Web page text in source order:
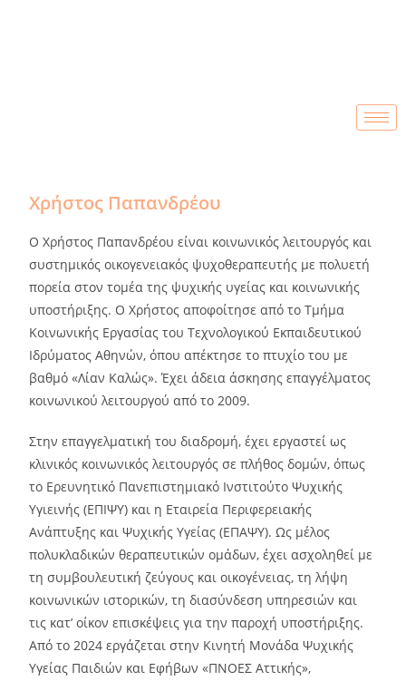
Χρήστος Παπανδρέου
Ο Χρήστος Παπανδρέου είναι κοινωνικός λειτουργός και
συστημικός οικογενειακός ψυχοθεραπευτής με πολυετή
πορεία στον τομέα της ψυχικής υγείας και κοινωνικής
υποστήριξης. Ο Χρήστος αποφοίτησε από το Τμήμα
Κοινωνικής Εργασίας του Τεχνολογικού Εκπαιδευτικού
Ιδρύματος Αθηνών, όπου απέκτησε το πτυχίο του με
βαθμό «Λίαν Καλώς». Έχει άδεια άσκησης επαγγέλματος
κοινωνικού λειτουργού από το 2009.
Στην επαγγελματική του διαδρομή, έχει εργαστεί ως
κλινικός κοινωνικός λειτουργός σε πλήθος δομών, όπως
το Ερευνητικό Πανεπιστημιακό Ινστιτούτο Ψυχικής
Υγιεινής (ΕΠΙΨΥ) και η Εταιρεία Περιφερειακής
Ανάπτυξης και Ψυχικής Υγείας (ΕΠΑΨΥ). Ως μέλος
πολυκλαδικών θεραπευτικών ομάδων, έχει ασχοληθεί με
τη συμβουλευτική ζεύγους και οικογένειας, τη λήψη
κοινωνικών ιστορικών, τη διασύνδεση υπηρεσιών και
τις κατ’ οίκον επισκέψεις για την παροχή υποστήριξης.
Από το 2024 εργάζεται στην Κινητή Μονάδα Ψυχικής
Υγείας Παιδιών και Εφήβων «ΠΝΟΕΣ Αττικής»,